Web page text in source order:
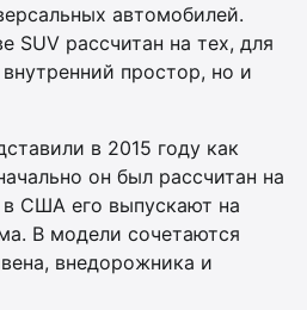
автомобилей.
SUV рассчитан на тех, для
простор, но и
в 2015 году как
он был рассчитан на
США его выпускают на
В модели сочетаются
внедорожника и